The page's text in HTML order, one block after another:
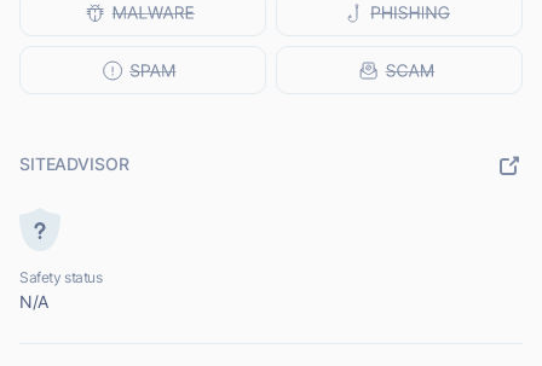
SITEADVISOR
Safety status
N/A